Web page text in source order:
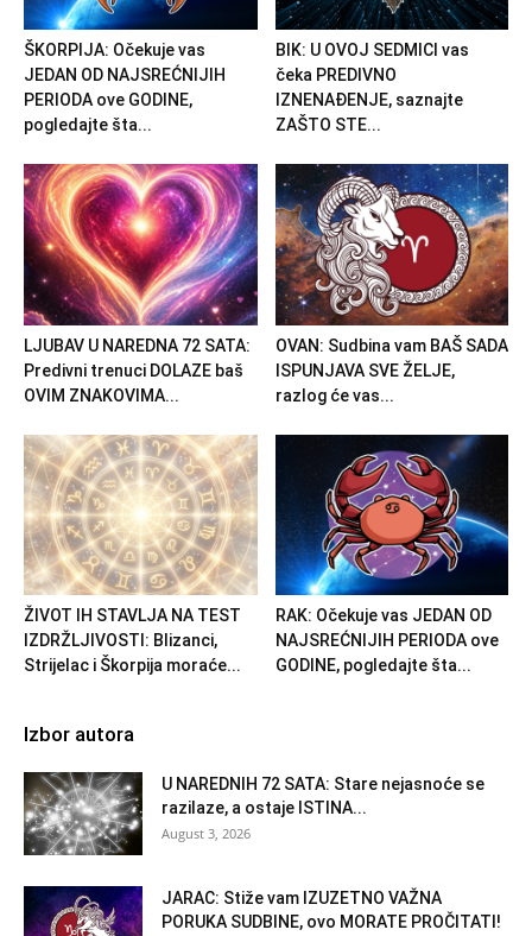
ŠKORPIJA: Očekuje vas
JEDAN OD NAJSREĆNIJIH
PERIODA ove GODINE,
pogledajte šta...
BIK: U OVOJ SEDMICI vas
čeka PREDIVNO
IZNENAĐENJE, saznajte
ZAŠTO STE...
LJUBAV U NAREDNA 72 SATA:
Predivni trenuci DOLAZE baš
OVIM ZNAKOVIMA...
OVAN: Sudbina vam BAŠ SADA
ISPUNJAVA SVE ŽELJE,
razlog će vas...
ŽIVOT IH STAVLJA NA TEST
IZDRŽLJIVOSTI: Blizanci,
Strijelac i Škorpija moraće...
RAK: Očekuje vas JEDAN OD
NAJSREĆNIJIH PERIODA ove
GODINE, pogledajte šta...
Izbor autora
U NAREDNIH 72 SATA: Stare nejasnoće se
razilaze, a ostaje ISTINA...
August 3, 2026
JARAC: Stiže vam IZUZETNO VAŽNA
PORUKA SUDBINE, ovo MORATE PROČITATI!